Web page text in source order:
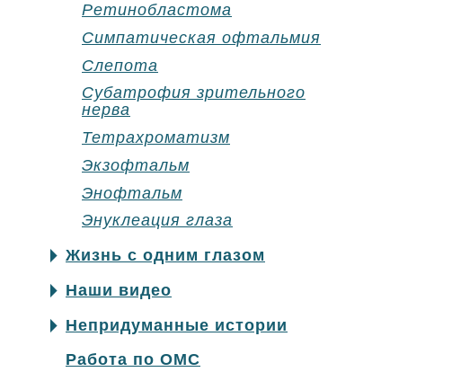
Ретинобластома
Симпатическая офтальмия
Слепота
Субатрофия зрительного
нерва
Тетрахроматизм
Экзофтальм
Энофтальм
Энуклеация глаза
Жизнь с одним глазом
Наши видео
Непридуманные истории
Работа по ОМС